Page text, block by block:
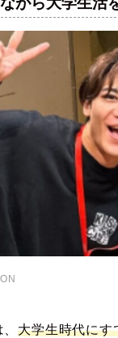
、大学生時代にす